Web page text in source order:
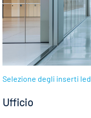
Selezione degli inserti led
Ufficio